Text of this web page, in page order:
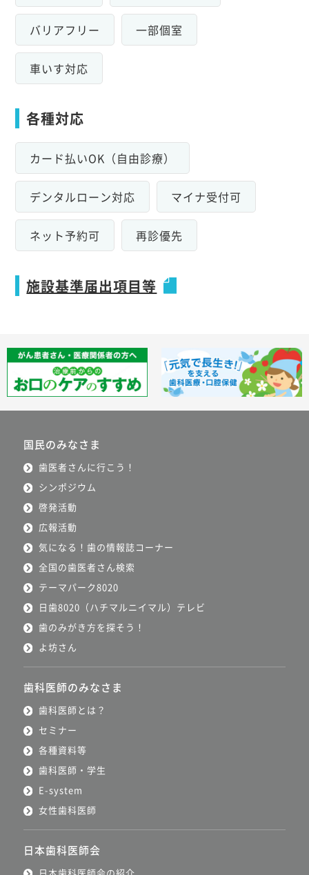
バリアフリー 一部個室
車いす対応
各種対応
カード払いOK（自由診療）
デンタルローン対応 マイナ受付可
ネット予約可 再診優先
施設基準届出項目等
国民のみなさま
歯医者さんに行こう！
シンポジウム
啓発活動
広報活動
気になる！歯の情報誌コーナー
全国の歯医者さん検索
テーマパーク8020
日歯8020（ハチマルニイマル）テレビ
歯のみがき方を探そう！
よ坊さん
歯科医師のみなさま
歯科医師とは？
セミナー
各種資料等
歯科医師・学生
E-system
女性歯科医師
日本歯科医師会